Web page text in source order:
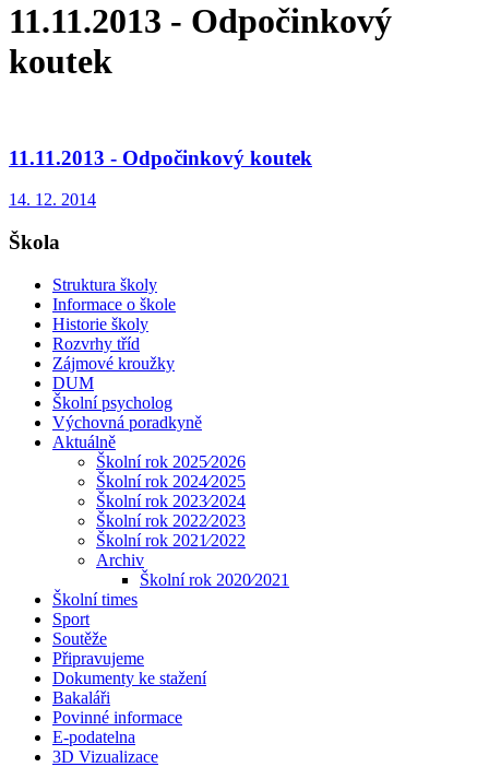
11.11.2013 - Odpočinkový
koutek
11.11.2013 - Odpočinkový koutek
14. 12. 2014
Škola
Struktura školy
Informace o škole
Historie školy
Rozvrhy tříd
Zájmové kroužky
DUM
Školní psycholog
Výchovná poradkyně
Aktuálně
Školní rok 2025⁄2026
Školní rok 2024⁄2025
Školní rok 2023⁄2024
Školní rok 2022⁄2023
Školní rok 2021⁄2022
Archiv
Školní rok 2020⁄2021
Školní times
Sport
Soutěže
Připravujeme
Dokumenty ke stažení
Bakaláři
Povinné informace
E-podatelna
3D Vizualizace